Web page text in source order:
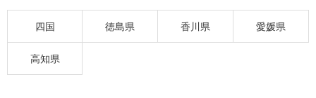
四国 徳島県 香川県 愛媛県
高知県